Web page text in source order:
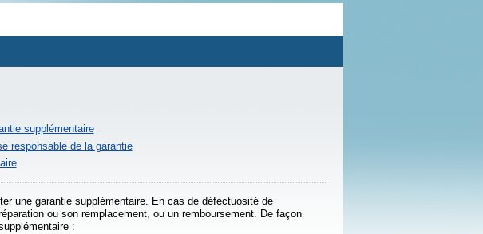
supplémentaire
responsable de la garantie
une garantie supplémentaire. En cas de défectuosité de
ou son remplacement, ou un remboursement. De façon
: